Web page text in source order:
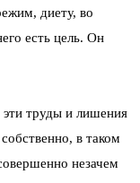
диету, во
есть цель. Он
эти труды и лишения
в таком
незачем